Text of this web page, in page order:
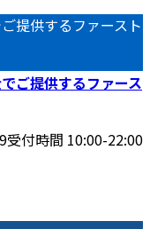
提供するファースト
受付時間 10:00-22:00